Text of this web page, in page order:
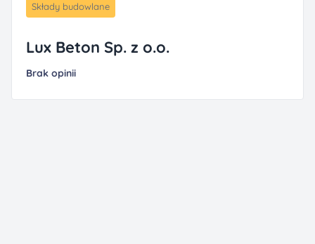
Składy budowlane
Lux Beton Sp. z o.o.
Brak opinii